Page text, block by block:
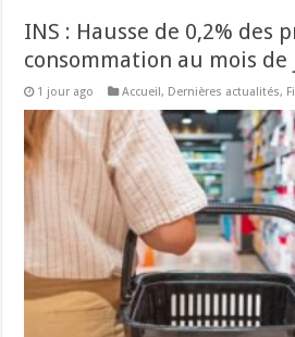
INS : Hausse de 0,2% des
consommation au mois
1 jour ago Accueil, Dernières actualités,